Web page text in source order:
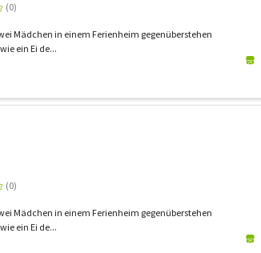
Mädchen in einem Ferienheim gegenüberstehen
ein Ei de...
Mädchen in einem Ferienheim gegenüberstehen
ein Ei de...